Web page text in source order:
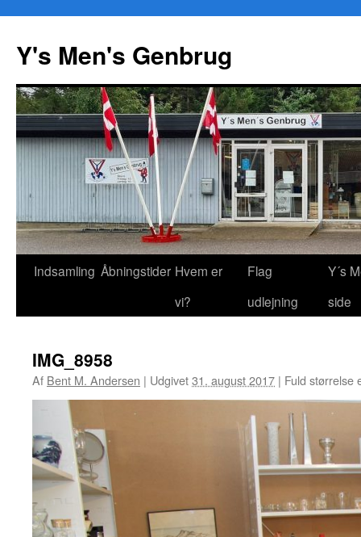
Y's Men's Genbrug
Hop
Indsamling Åbningstider Hvem er
vi?
Flag
udlejning
Y´s
side
IMG_8958
Af Bent M. Andersen | Udgivet31. august 2017 | Fuld størrelse